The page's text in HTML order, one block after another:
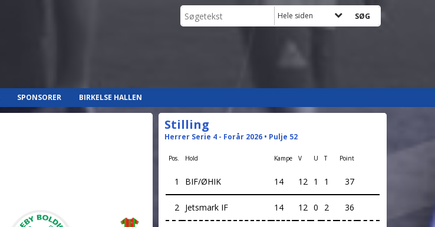
Hele siden
SPONSORER BIRKELSE HALLEN
Stilling
Herrer Serie 4 - Forår 2026 • Pulje 52
Pos. Hold Kampe V U T Point
1 BIF/ØHIK 14 12 1 1 37
2 Jetsmark IF 14 12 0 2 36